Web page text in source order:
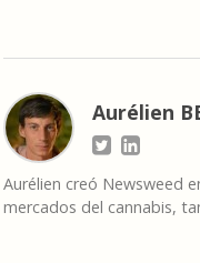
Aurélien
Aurélien creó Newsweed
mercados del cannabis,